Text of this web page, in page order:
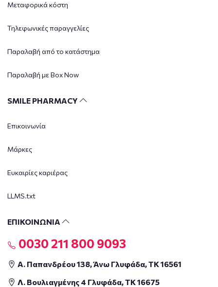
Μεταφορικά κόστη
Τηλεφωνικές παραγγελίες
Παραλαβή από το κατάστημα
Παραλαβή με Box Now
SMILE PHARMACY
Επικοινωνία
Μάρκες
Ευκαιρίες καριέρας
LLMS.txt
ΕΠΙΚΟΙΝΩΝΙΑ
0030 211 800 9093
Α. Παπανδρέου 138, Άνω Γλυφάδα, ΤΚ 16561
Λ. Βουλιαγμένης 4 Γλυφάδα, ΤΚ 16675